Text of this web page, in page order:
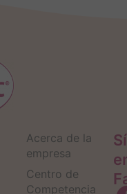
Acerca de la
empresa
Centro de
Competencia